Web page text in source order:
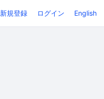
新規登録 ログイン English